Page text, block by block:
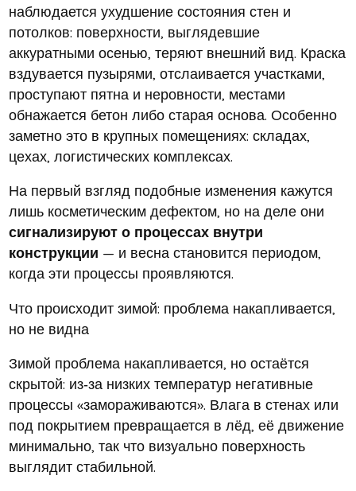
наблюдается ухудшение состояния стен и
потолков: поверхности, выглядевшие
аккуратными осенью, теряют внешний вид. Краска
вздувается пузырями, отслаивается участками,
проступают пятна и неровности, местами
обнажается бетон либо старая основа. Особенно
заметно это в крупных помещениях: складах,
цехах, логистических комплексах.
На первый взгляд подобные изменения кажутся
лишь косметическим дефектом, но на деле они
сигнализируют о процессах внутри
конструкции — и весна становится периодом,
когда эти процессы проявляются.
Что происходит зимой: проблема накапливается,
но не видна
Зимой проблема накапливается, но остаётся
скрытой: из‑за низких температур негативные
процессы «замораживаются». Влага в стенах или
под покрытием превращается в лёд, её движение
минимально, так что визуально поверхность
выглядит стабильной.